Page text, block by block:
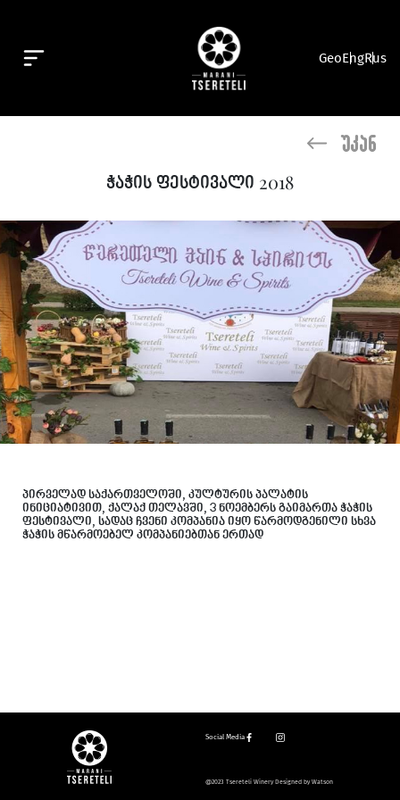
GeoEngRus
უკან
ჭაჭის ფესტივალი 2018
პირველად საქართველოში, კულტურის პალატის
ინიციატივით, ქალაქ თელავში, 3 ნოემბერს გაიმართა ჭაჭის
ფესტივალი, სადაც ჩვენი კომპანია იყო წარმოდგენილი სხვა
ჭაჭის მწარმოებელ კომპანიებთან ერთად
Social Media
@2023 Tsereteli Winery Designed by Watson